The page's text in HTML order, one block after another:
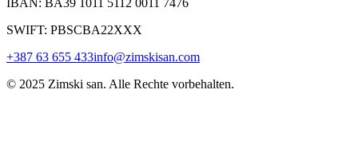
SWIFT: PBSCBA22XXX
+387 63 655 433info@zimskisan.com
© 2025 Zimski san. Alle Rechte vorbehalten.